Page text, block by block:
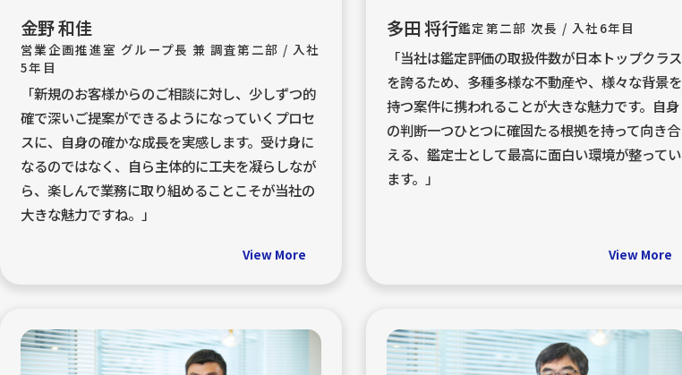
金野 和佳
営業企画推進室 グループ長 兼 調査第二部 / 入社
5年目
「新規のお客様からのご相談に対し、少しずつ的
確で深いご提案ができるようになっていくプロセ
スに、自身の確かな成長を実感します。受け身に
なるのではなく、自ら主体的に工夫を凝らしなが
ら、楽しんで業務に取り組めることこそが当社の
大きな魅力ですね。」
View More
多田 将行鑑定第二部 次長 / 入社6年目
「当社は鑑定評価の取扱件数が日本トップクラス
を誇るため、多種多様な不動産や、様々な背景を
持つ案件に携われることが大きな魅力です。自身
の判断一つひとつに確固たる根拠を持って向き合
える、鑑定士として最高に面白い環境が整ってい
ます。」
View More